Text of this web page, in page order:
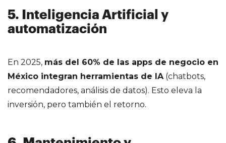
5. Inteligencia Artificial y
automatización
En 2025, más del 60% de las apps de negocio en
México integran herramientas de IA(chatbots,
recomendadores, análisis de datos). Esto eleva la
inversión, pero también el retorno.